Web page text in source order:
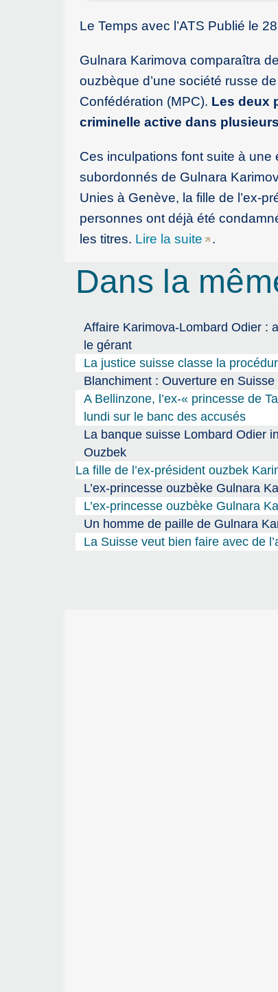
Le Temps avec l’ATS Publié le
Gulnara Karimova comparaîtra
ouzbèque d’une société russe
Confédération (MPC). Les deux
criminelle active dans
Ces inculpations font suite à
subordonnés de Gulnara
Unies à Genève, la fille de l’ex-
personnes ont déjà été
les titres. Lire la suite .
Dans la
Affaire Karimova-Lombard Odier :
le gérant
La justice suisse classe la
Blanchiment : Ouverture en
A Bellinzone, l’ex-« princesse de
lundi sur le banc des accusés
La banque suisse Lombard Odier
Ouzbek
La fille de l’ex-président ouzbek
L’ex-princesse ouzbèke Gulnara
L’ex-princesse ouzbèke Gulnara
Un homme de paille de Gulnara
La Suisse veut bien faire avec de